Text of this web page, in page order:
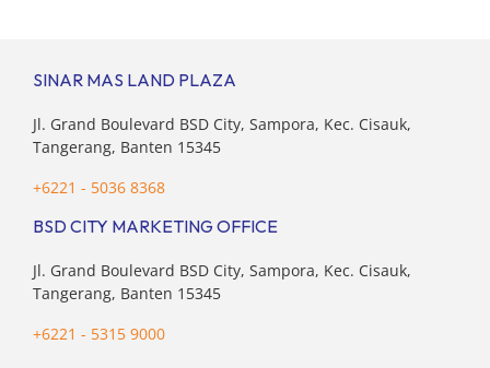
SINAR MAS LAND PLAZA
Jl. Grand Boulevard BSD City, Sampora, Kec. Cisauk,
Tangerang, Banten 15345
+6221 - 5036 8368
BSD CITY MARKETING OFFICE
Jl. Grand Boulevard BSD City, Sampora, Kec. Cisauk,
Tangerang, Banten 15345
+6221 - 5315 9000